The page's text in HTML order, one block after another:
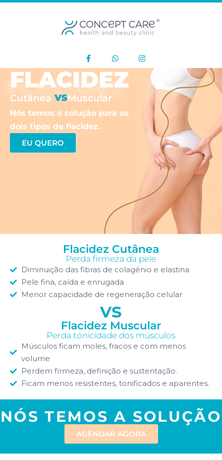
FLACIDEZ
Cutânea VSMuscular
Nós temos a solução para os
dois tipos de flacidez.
EU QUERO
Flacidez Cutânea
Perda firmeza da pele
Diminuição das fibras de colagénio e elastina
Pele fina, caída e enrugada
Menor capacidade de regeneração celular
vs
Flacidez Muscular
Perda tonicidade dos músculos
Músculos ficam moles, fracos e com menos
volume
Perdem firmeza, definição e sustentação.
Ficam menos resistentes, tonificados e aparentes.
NÓS TEMOS A SOLUÇÃO
AGENDAR AGORA